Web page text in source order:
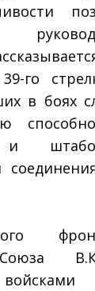
го
в боях
и
Союза